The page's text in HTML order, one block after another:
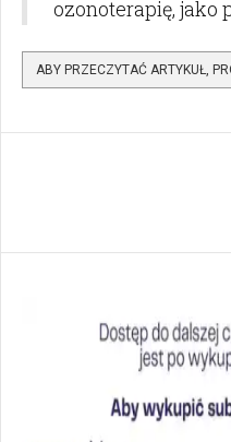
ozonoterapię, jako
ABY PRZECZYTAĆ ARTYKUŁ,